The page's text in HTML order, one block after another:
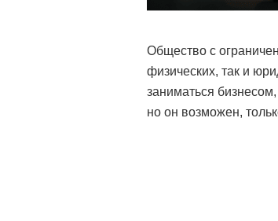
Общество с
физических, так и
заниматься
но он возможен,